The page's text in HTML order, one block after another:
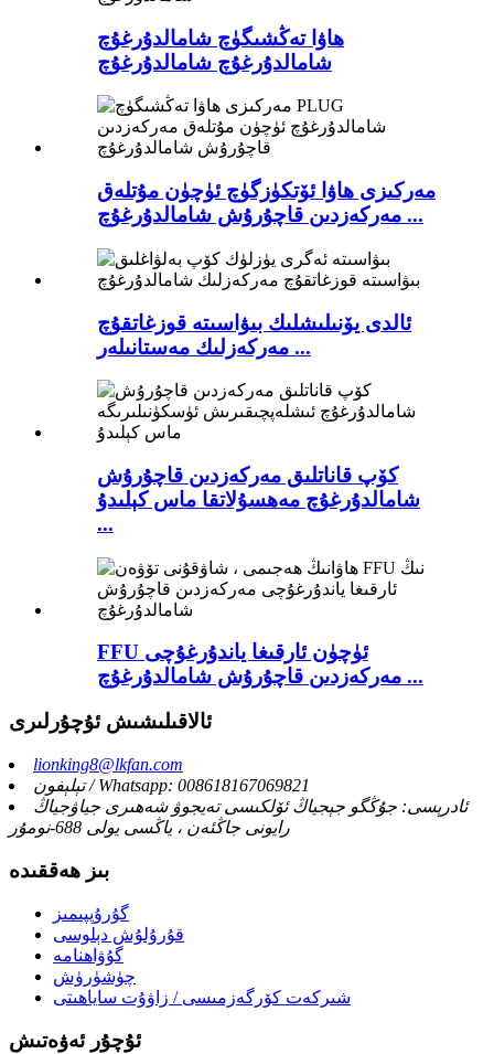
ھاۋا تەڭشىگۈچ شامالدۇرغۇچ
شامالدۇرغۇچ شامالدۇرغۇچ
مەركىزى ھاۋا ئۆتكۈزگۈچ ئۈچۈن مۇتلەق
مەركەزدىن قاچۇرۇش شامالدۇرغۇچ ...
ئالدى يۆنىلىشلىك بىۋاسىتە قوزغاتقۇچ
مەركەزلىك مەستانىلەر ...
كۆپ قاناتلىق مەركەزدىن قاچۇرۇش
شامالدۇرغۇچ مەھسۇلاتقا ماس كېلىدۇ
...
FFU ئۈچۈن ئارقىغا ياندۇرغۇچى
مەركەزدىن قاچۇرۇش شامالدۇرغۇچ ...
ئالاقىلىشىش ئۇچۇرلىرى
lionking8@lkfan.com
تېلېفون / Whatsapp: 008618167069821
ئادرېسى: جۇڭگو جېجياڭ ئۆلكىسى تەيجوۋ شەھىرى جياۋجياڭ
رايونى جاڭئەن ، ياڭسى يولى 688-نومۇر
بىز ھەققىدە
گۇرۇپپىمىز
قۇرۇلۇش دېلوسى
گۇۋاھنامە
چۈشۈرۈش
شىركەت كۆرگەزمىسى / زاۋۇت ساياھىتى
ئۇچۇر ئەۋەتىش